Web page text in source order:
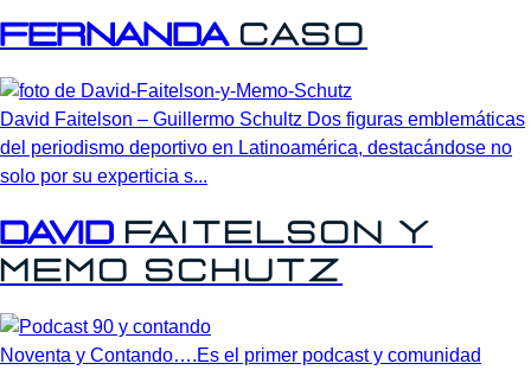
Fernanda Caso
David Faitelson – Guillermo Schultz Dos figuras emblemáticas
del periodismo deportivo en Latinoamérica, destacándose no
solo por su experticia s...
David Faitelson y
Memo Schutz
Noventa y Contando….Es el primer podcast y comunidad